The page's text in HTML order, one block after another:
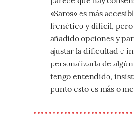
«Saros» es más
frenético y difícil, pero
añadido opciones y
ajustar la dificultad e
personalizarla de
tengo entendido,
punto esto es más o